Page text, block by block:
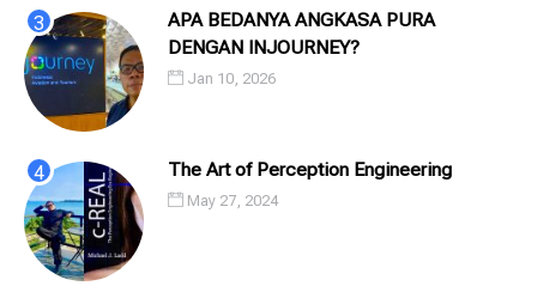
APA BEDANYA ANGKASA PURA
DENGAN INJOURNEY?
Jan 10, 2026
The Art of Perception Engineering
May 27, 2024